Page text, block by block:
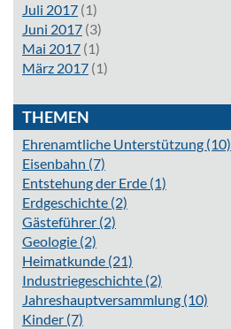
Juli 2017 (1)
Juni 2017 (3)
Mai 2017 (1)
März 2017 (1)
THEMEN
Ehrenamtliche Unterstützung (10)
Eisenbahn (7)
Entstehung der Erde (1)
Erdgeschichte (2)
Gästeführer (2)
Geologie (2)
Heimatkunde (21)
Industriegeschichte (2)
Jahreshauptversammlung (10)
Kinder (7)